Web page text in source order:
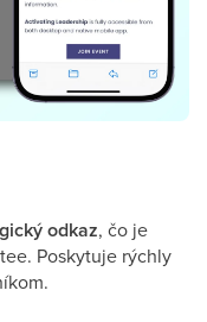
odkaz, čo je
Poskytuje rýchly